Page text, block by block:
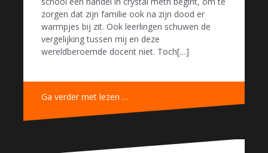
zorgen dat zijn familie ook na zijn dood er
warmpjes bij zit. Ook leerlingen schuwen de
vergelijking tussen mij en deze
wereldberoemde docent niet. Toch[…]
Ga verder met lezen …